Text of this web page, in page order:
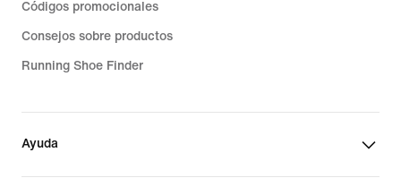
Códigos promocionales
Consejos sobre productos
Running Shoe Finder
Ayuda